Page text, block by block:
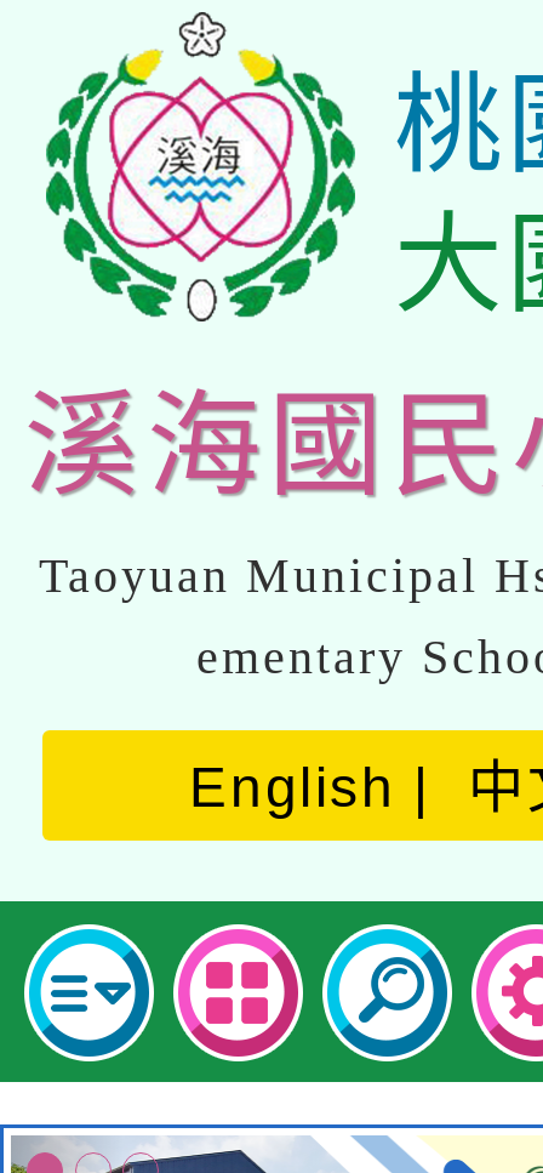
桃
大
溪海國民
Taoyuan Municipal
ementary
English 中